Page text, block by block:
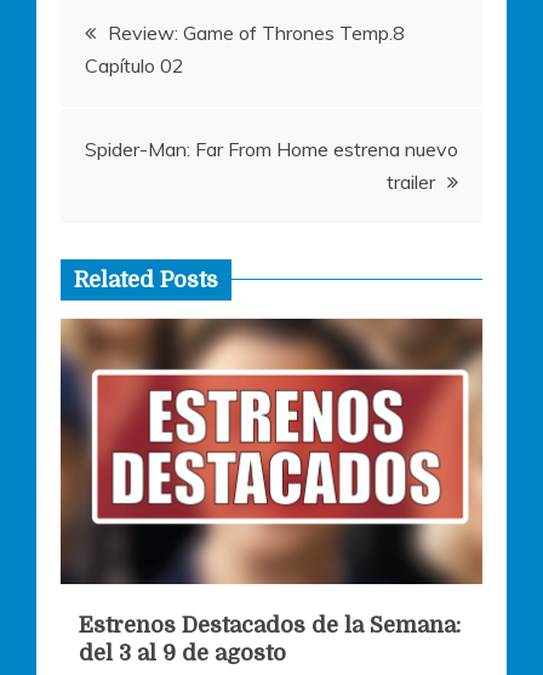
k
Navegación
entradas
Review: Game of Thrones Temp.8
Capítulo 02
Spider-Man: Far From Home estrena nuevo
trailer
Related Posts
Estrenos Destacados de la Semana:
del 3 al 9 de agosto